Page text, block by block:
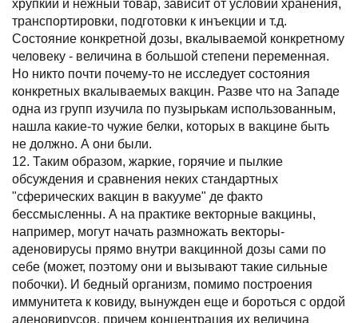
хрупкий и нежный товар, зависит от условий хранения,
транспортировки, подготовки к инъекции и т.д.
Состояние конкретной дозы, вкалываемой конкретному
человеку - величина в большой степени переменная.
Но никто почти почему-то не исследует состояния
конкретных вкалываемых вакцин. Разве что на Западе
одна из групп изучила по пузырькам использованным,
нашла какие-то чужие белки, которых в вакцине быть
не должно. А они были.
12. Таким образом, жаркие, горячие и пылкие
обсуждения и сравнения неких стандартных
"сферических вакцин в вакууме" де факто
бессмысленны. А на практике векторные вакцины,
например, могут начать размножать векторы-
аденовирусы прямо внутри вакцинной дозы сами по
себе (может, поэтому они и вызывают такие сильные
побочки). И бедный организм, помимо построения
иммунитета к ковиду, вынужден еще и бороться с ордой
аденовирусов, причем концентрация их величина